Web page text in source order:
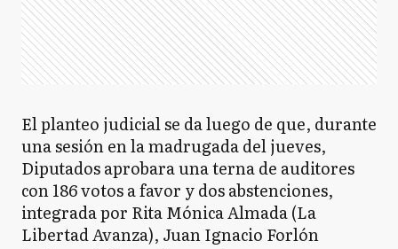
El planteo judicial se da luego de que, durante
una sesión en la madrugada del jueves,
Diputados aprobara una terna de auditores
con 186 votos a favor y dos abstenciones,
integrada por Rita Mónica Almada (La
Libertad Avanza), Juan Ignacio Forlón